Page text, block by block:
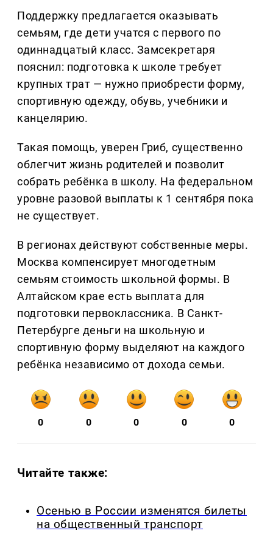
Поддержку предлагается оказывать
семьям, где дети учатся с первого по
одиннадцатый класс. Замсекретаря
пояснил: подготовка к школе требует
крупных трат — нужно приобрести форму,
спортивную одежду, обувь, учебники и
канцелярию.
Такая помощь, уверен Гриб, существенно
облегчит жизнь родителей и позволит
собрать ребёнка в школу. На федеральном
уровне разовой выплаты к 1 сентября пока
не существует.
В регионах действуют собственные меры.
Москва компенсирует многодетным
семьям стоимость школьной формы. В
Алтайском крае есть выплата для
подготовки первоклассника. В Санкт-
Петербурге деньги на школьную и
спортивную форму выделяют на каждого
ребёнка независимо от дохода семьи.
0 0 0 0 0
Читайте также:
Осенью в России изменятся билеты
на общественный транспорт